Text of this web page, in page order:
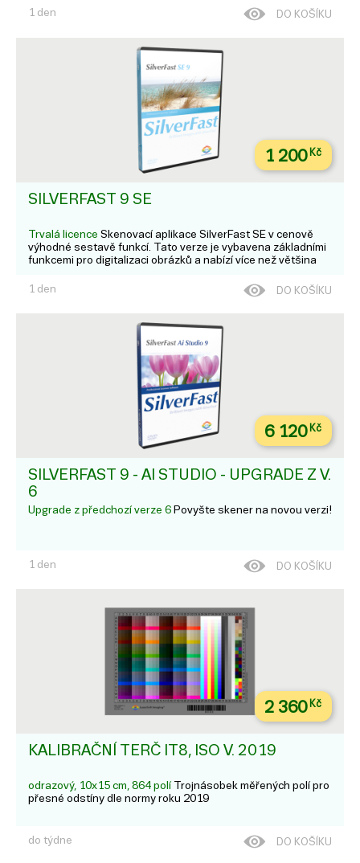
1 den DO KOŠÍKU
1 200Kč
SILVERFAST 9 SE
Trvalá licence Skenovací aplikace SilverFast SE v cenově
výhodné sestavě funkcí. Tato verze je vybavena základními
funkcemi pro digitalizaci obrázků a nabízí více než většina
inteligentní automatikou SilverFast. O...
1 den DO KOŠÍKU
6 120Kč
SILVERFAST 9 - AI STUDIO - UPGRADE Z V.
6
Upgrade z předchozí verze 6 Povyšte skener na novou verzi!
1 den DO KOŠÍKU
2 360Kč
KALIBRAČNÍ TERČ IT8, ISO V. 2019
odrazový, 10x15 cm, 864 polí Trojnásobek měřených polí pro
přesné odstíny dle normy roku 2019
do týdne DO KOŠÍKU